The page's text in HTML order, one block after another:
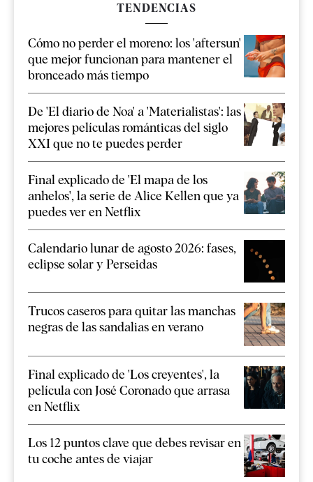
TENDENCIAS
Cómo no perder el moreno: los 'aftersun'
que mejor funcionan para mantener el
bronceado más tiempo
De 'El diario de Noa' a 'Materialistas': las
mejores películas románticas del siglo
XXI que no te puedes perder
Final explicado de 'El mapa de los
anhelos', la serie de Alice Kellen que ya
puedes ver en Netflix
Calendario lunar de agosto 2026: fases,
eclipse solar y Perseidas
Trucos caseros para quitar las manchas
negras de las sandalias en verano
Final explicado de 'Los creyentes', la
película con José Coronado que arrasa
en Netflix
Los 12 puntos clave que debes revisar en
tu coche antes de viajar